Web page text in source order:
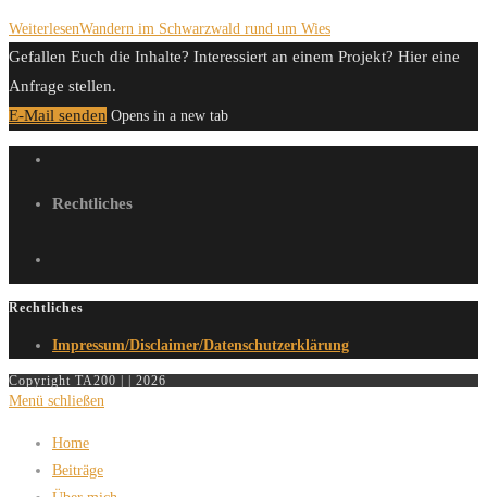
WeiterlesenWandern im Schwarzwald rund um Wies
Gefallen Euch die Inhalte? Interessiert an einem Projekt? Hier eine
Anfrage stellen.
E-Mail senden Opens in a new tab
Rechtliches
Rechtliches
Impressum/Disclaimer/Datenschutzerklärung
Copyright TA200 | | 2026
Menü schließen
Home
Beiträge